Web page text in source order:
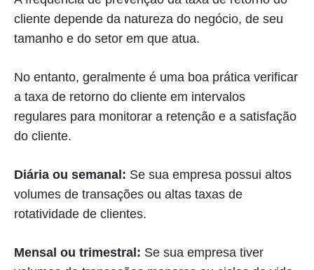
cliente depende da natureza do negócio, de seu
tamanho e do setor em que atua.
No entanto, geralmente é uma boa prática verificar
a taxa de retorno do cliente em intervalos
regulares para monitorar a retenção e a satisfação
do cliente.
Diária ou semanal: Se sua empresa possui altos
volumes de transações ou altas taxas de
rotatividade de clientes.
Mensal ou trimestral: Se sua empresa tiver